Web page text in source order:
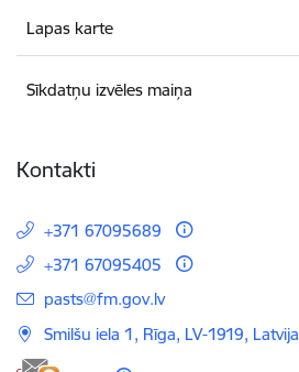
Lapas karte
Sīkdatņu izvēles maiņa
Kontakti
+371 67095689
+371 67095405
E-pasts:
pasts@fm.gov.lv
Smilšu iela 1, Rīga, LV-1919, Latvija